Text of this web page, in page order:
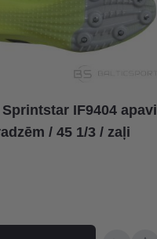
IF9404 apavi
/ 45 1/3 / zaļi